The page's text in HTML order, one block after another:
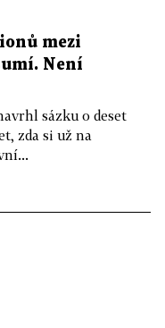
mezi
Není
sázku o deset
zda si už na